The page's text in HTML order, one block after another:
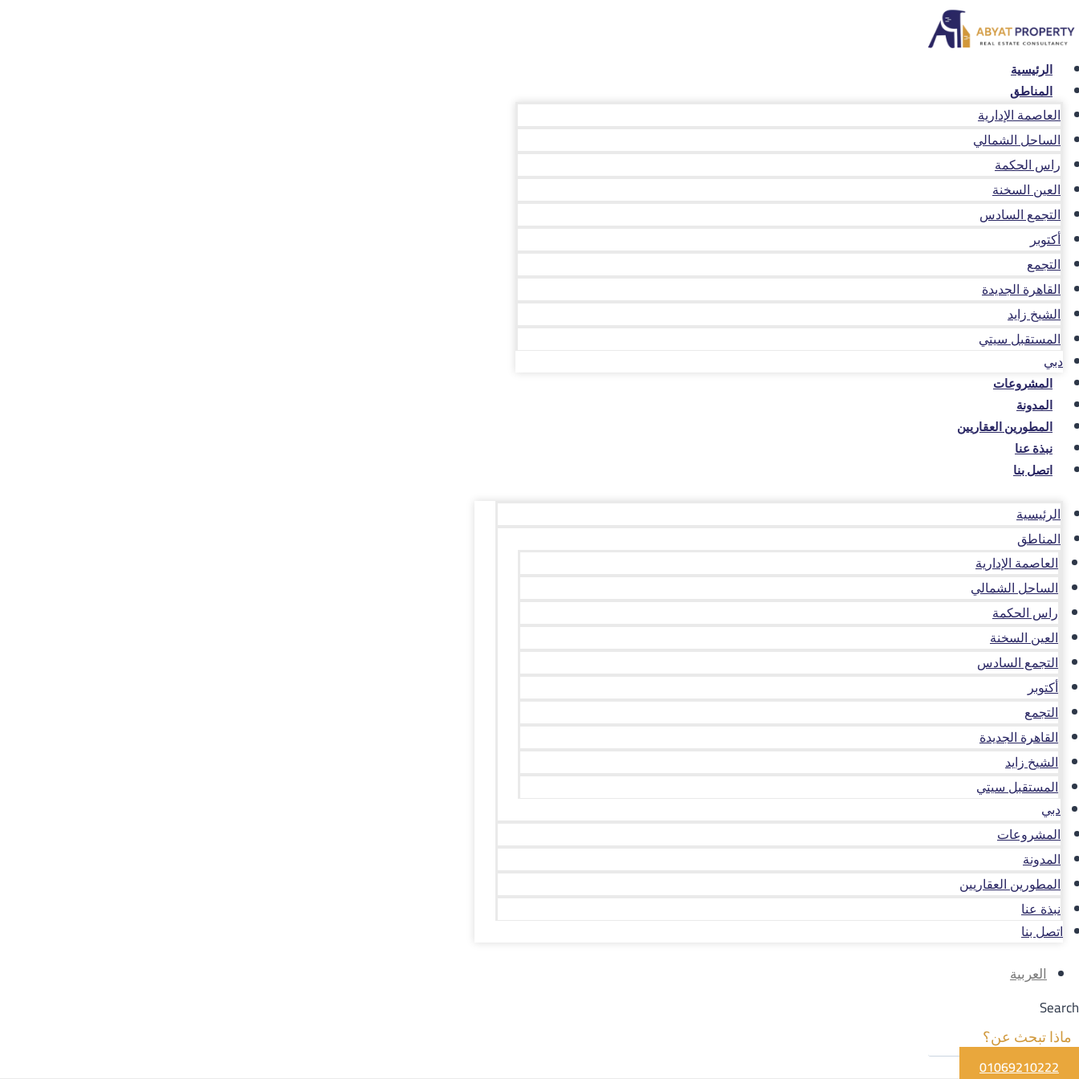
إلى
المحتوى
الرئيسية
المناطق
العاصمة الإدارية
الساحل الشمالي
راس الحكمة
العين السخنة
التجمع السادس
أكتوبر
التجمع
القاهرة الجديدة
الشيخ زايد
المستقبل سيتي
دبي
المشروعات
المدونة
المطورين العقاريين
نبذة عنا
اتصل بنا
الرئيسية
المناطق
العاصمة الإدارية
الساحل الشمالي
راس الحكمة
العين السخنة
التجمع السادس
أكتوبر
التجمع
القاهرة الجديدة
الشيخ زايد
المستقبل سيتي
دبي
المشروعات
المدونة
المطورين العقاريين
نبذة عنا
اتصل بنا
العربية
Search
01069210222